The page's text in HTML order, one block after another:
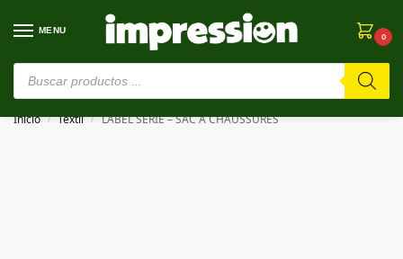
MENU
0
⚠️ Estamos en pruebas. Si algo falla, ¡Perdón!⚠️
Inicio / Textil / LABEL SERIE – SAC À CHAUSSURES